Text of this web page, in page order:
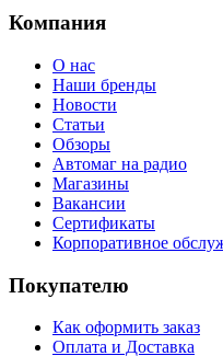
Компания
О нас
Наши бренды
Новости
Статьи
Обзоры
Автомаг на радио
Магазины
Вакансии
Сертификаты
Корпоративное
Покупателю
Как оформить заказ
Оплата и Доставка